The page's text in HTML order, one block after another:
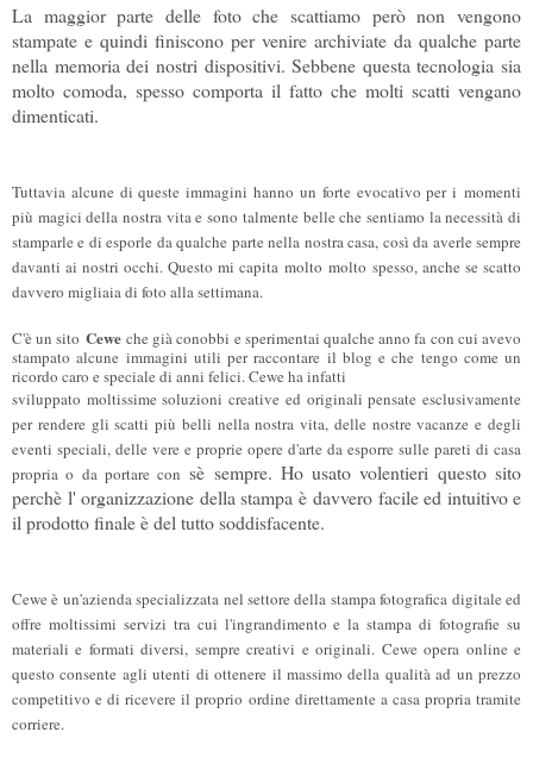
La maggior parte delle foto che scattiamo però non vengono
stampate e quindi finiscono per venire archiviate da qualche parte
nella memoria dei nostri dispositivi. Sebbene questa tecnologia sia
molto comoda, spesso comporta il fatto che molti scatti vengano
dimenticati.
Tuttavia alcune di queste immagini hanno un forte evocativo per i momenti
più magici della nostra vita e sono talmente belle che sentiamo la necessità di
stamparle e di esporle da qualche parte nella nostra casa, così da averle sempre
davanti ai nostri occhi. Questo mi capita molto molto spesso, anche se scatto
davvero migliaia di foto alla settimana.
C'è un sito Ceweche già conobbi e sperimentai qualche anno fa con cui avevo
stampato alcune immagini utili per raccontare il blog e che tengo come un
ricordo caro e speciale di anni felici. Cewe ha infatti
sviluppato moltissime soluzioni creative ed originali pensate esclusivamente
per rendere gli scatti più belli nella nostra vita, delle nostre vacanze e degli
eventi speciali, delle vere e proprie opere d'arte da esporre sulle pareti di casa
propria o da portare consè sempre. Ho usato volentieri questo sito
perchè l' organizzazione della stampa è davvero facile ed intuitivo e
il prodotto finale è del tutto soddisfacente.
Cewe è un'azienda specializzata nel settore della stampa fotografica digitale ed
offre moltissimi servizi tra cui l'ingrandimento e la stampa di fotografie su
materiali e formati diversi, sempre creativi e originali. Cewe opera online e
questo consente agli utenti di ottenere il massimo della qualità ad un prezzo
competitivo e di ricevere il proprio ordine direttamente a casa propria tramite
corriere.